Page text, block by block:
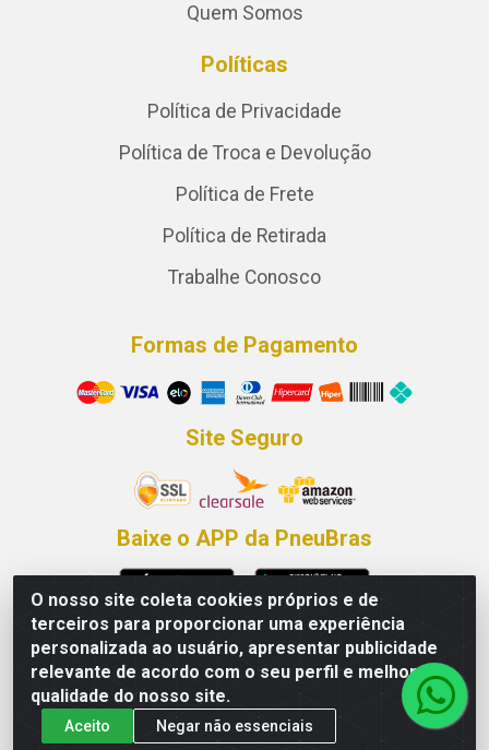
O nosso site coleta cookies próprios e de
terceiros para proporcionar uma experiência
personalizada ao usuário, apresentar publicidade
relevante de acordo com o seu perfil e melhorar a
qualidade do nosso site.
Aceito Negar não essenciais
Quem Somos
Políticas
Política de Privacidade
Política de Troca e Devolução
Política de Frete
Política de Retirada
Trabalhe Conosco
Formas de Pagamento
Site Seguro
Baixe o APP da PneuBras
Fale Conosco
0800 426-6001
81 99286-7368